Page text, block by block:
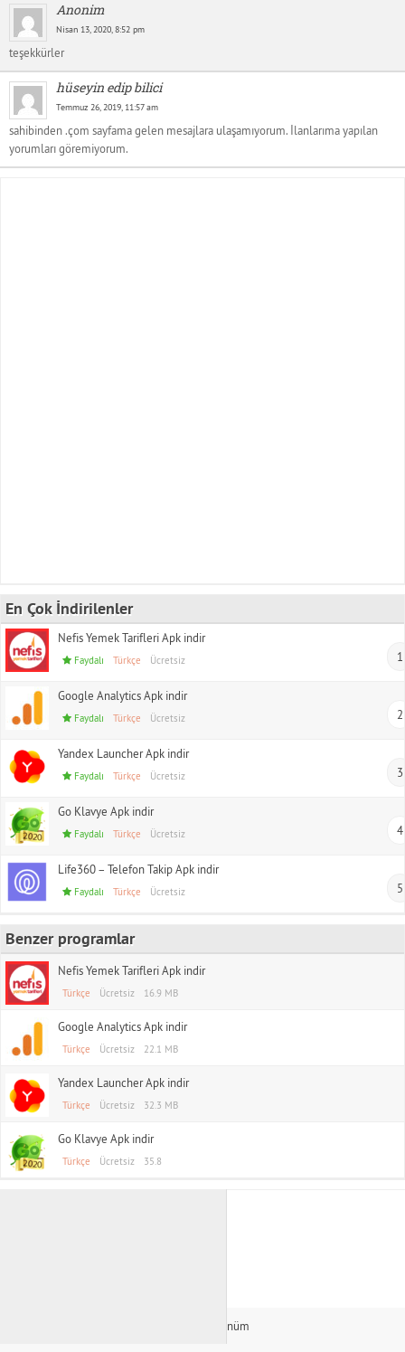
Anonim
Nisan 13, 2020, 8:52 pm
teşekkürler
hüseyin edip bilici
Temmuz 26, 2019, 11:57 am
sahibinden .çom sayfama gelen mesajlara ulaşamıyorum. İlanlarıma yapılan
yorumları göremiyorum.
En Çok İndirilenler
Nefis Yemek Tarifleri Apk indir
Faydalı Türkçe Ücretsiz 1
Google Analytics Apk indir
Faydalı Türkçe Ücretsiz 2
Yandex Launcher Apk indir
Faydalı Türkçe Ücretsiz 3
Go Klavye Apk indir
Faydalı Türkçe Ücretsiz 4
Life360 – Telefon Takip Apk indir
Faydalı Türkçe Ücretsiz 5
Benzer programlar
Nefis Yemek Tarifleri Apk indir
Türkçe Ücretsiz 16.9 MB
Google Analytics Apk indir
Türkçe Ücretsiz 22.1 MB
Yandex Launcher Apk indir
Türkçe Ücretsiz 32.3 MB
Go Klavye Apk indir
Türkçe Ücretsiz 35.8
Masaüstü Görünüm